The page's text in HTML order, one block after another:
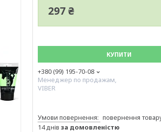
297 ₴
КУПИТИ
+380 (99) 195-70-08
Менеджер по продажам,
VIBER
повернення
14 днів за домовленістю